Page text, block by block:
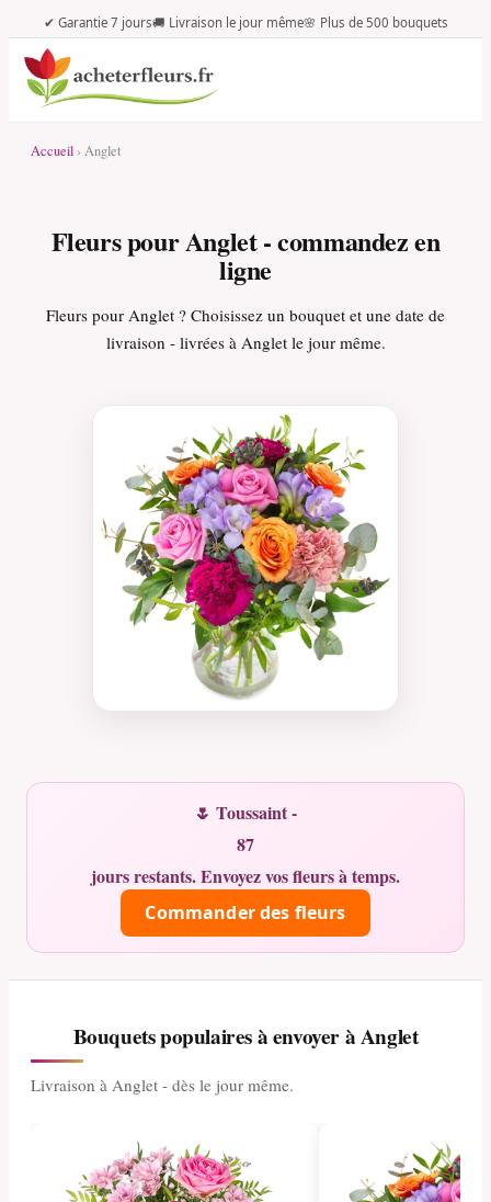
✔ Garantie 7 jours🚚 Livraison le jour même🌸 Plus de 500 bouquets
Accueil › Anglet
Fleurs pour Anglet - commandez en
ligne
Fleurs pour Anglet ? Choisissez un bouquet et une date de
livraison - livrées à Anglet le jour même.
🌷 Toussaint -
87
jours restants. Envoyez vos fleurs à temps.
Commander des fleurs
Bouquets populaires à envoyer à Anglet
Livraison à Anglet - dès le jour même.